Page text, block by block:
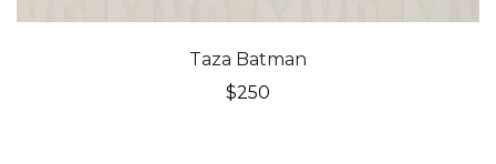
Taza Batman
$250